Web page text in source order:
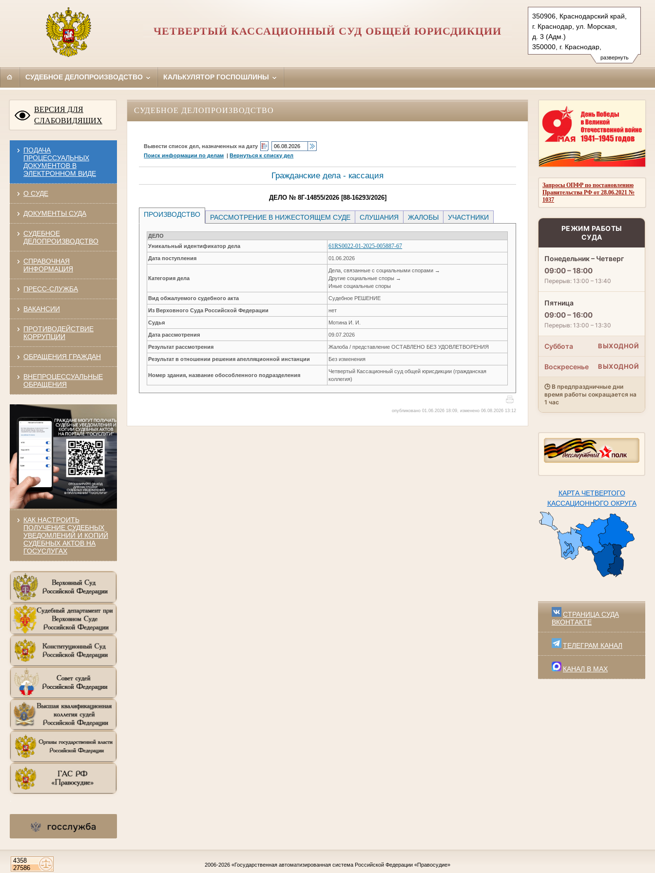
развернуть
350906, Краснодарский край,
г. Краснодар, ул. Морская,
д. 3 (Адм.)
350000, г. Краснодар,
ул. Красная, д.113 (Уг.)
350907, г. Краснодар,
Тел.: (861) 219-24-00
ЧЕТВЕРТЫЙ КАССАЦИОННЫЙ СУД ОБЩЕЙ ЮРИСДИКЦИИ
СУДЕБНОЕ ДЕЛОПРОИЗВОДСТВО КАЛЬКУЛЯТОР ГОСПОШЛИНЫ
ВЕРСИЯ ДЛЯ
СЛАБОВИДЯЩИХ
ПОДАЧА
ПРОЦЕССУАЛЬНЫХ
ДОКУМЕНТОВ В
ЭЛЕКТРОННОМ ВИДЕ
О СУДЕ
ДОКУМЕНТЫ СУДА
СУДЕБНОЕ
ДЕЛОПРОИЗВОДСТВО
СПРАВОЧНАЯ
ИНФОРМАЦИЯ
ПРЕСС-СЛУЖБА
ВАКАНСИИ
ПРОТИВОДЕЙСТВИЕ
КОРРУПЦИИ
ОБРАЩЕНИЯ ГРАЖДАН
ВНЕПРОЦЕССУАЛЬНЫЕ
ОБРАЩЕНИЯ
КАК НАСТРОИТЬ
ПОЛУЧЕНИЕ СУДЕБНЫХ
УВЕДОМЛЕНИЙ И КОПИЙ
СУДЕБНЫХ АКТОВ НА
ГОСУСЛУГАХ
Запросы ОПФР по постановлению
Правительства РФ от 28.06.2021 №
1037
РЕЖИМ РАБОТЫ
СУДА
Понедельник – Четверг
09:00 – 18:00
Перерыв: 13:00 – 13:40
Пятница
09:00 – 16:00
Перерыв: 13:00 – 13:30
Суббота ВЫХОДНОЙ
Воскресенье ВЫХОДНОЙ
🕒 В предпраздничные дни
время работы сокращается на
1 час
КАРТА ЧЕТВЕРТОГО
КАССАЦИОННОГО ОКРУГА
СТРАНИЦА СУДА
ВКОНТАКТЕ
ТЕЛЕГРАМ КАНАЛ
КАНАЛ В MAX
СУДЕБНОЕ ДЕЛОПРОИЗВОДСТВО
Вывести список дел, назначенных на дату
Поиск информации по делам |Вернуться к списку дел
Гражданские дела - кассация
ДЕЛО № 8Г-14855/2026 [88-16293/2026]
ПРОИЗВОДСТВО РАССМОТРЕНИЕ В НИЖЕСТОЯЩЕМ СУДЕ СЛУШАНИЯ ЖАЛОБЫ УЧАСТНИКИ
ДЕЛО
Уникальный идентификатор дела
61RS0022-01-2025-005887-67
Дата поступления 01.06.2026
Категория дела
Дела, связанные с социальными спорами →
Другие социальные споры →
Иные социальные споры
Вид обжалуемого судебного акта Судебное РЕШЕНИЕ
Из Верховного Суда Российской Федерации нет
Судья Мотина И. И.
Дата рассмотрения 09.07.2026
Результат рассмотрения Жалоба / представление ОСТАВЛЕНО БЕЗ УДОВЛЕТВОРЕНИЯ
Результат в отношении решения апелляционной инстанции Без изменения
Номер здания, название обособленного подразделения
Четвертый Кассационный суд общей юрисдикции (гражданская
коллегия)
опубликовано 01.06.2026 18:09, изменено 06.08.2026 13:12
2006-2026 «Государственная автоматизированная система Российской Федерации «Правосудие»